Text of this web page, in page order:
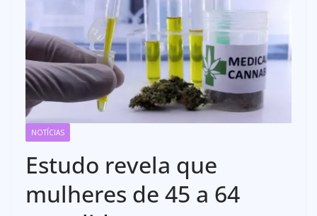
NOTÍCIAS
Estudo revela que
mulheres de 45 a 64